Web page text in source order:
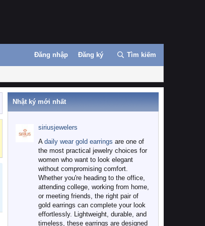
Đăng nhập Đăng ký Tìm kiếm
Nhật ký mới nhất
siriusjewelers
A daily wear gold earrings are one of
the most practical jewelry choices for
women who want to look elegant
without compromising comfort.
Whether you're heading to the office,
attending college, working from home,
or meeting friends, the right pair of
gold earrings can complete your look
effortlessly. Lightweight, durable, and
timeless, these earrings are designed